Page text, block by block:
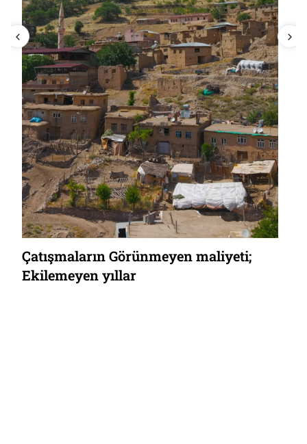
Çatışmaların Görünmeyen maliyeti;
Ekilemeyen yıllar